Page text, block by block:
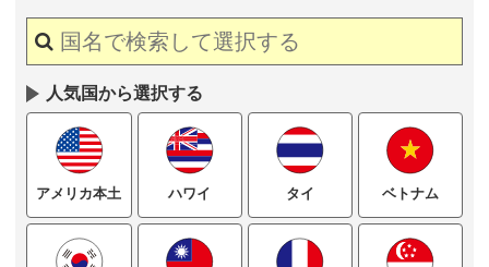
人気国から選択する
アメリカ本土 ハワイ タイ ベトナム